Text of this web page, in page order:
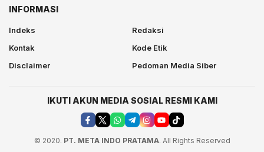
INFORMASI
Indeks
Redaksi
Kontak
Kode Etik
Disclaimer
Pedoman Media Siber
IKUTI AKUN MEDIA SOSIAL RESMI KAMI
© 2020. PT. META INDO PRATAMA. All Rights Reserved